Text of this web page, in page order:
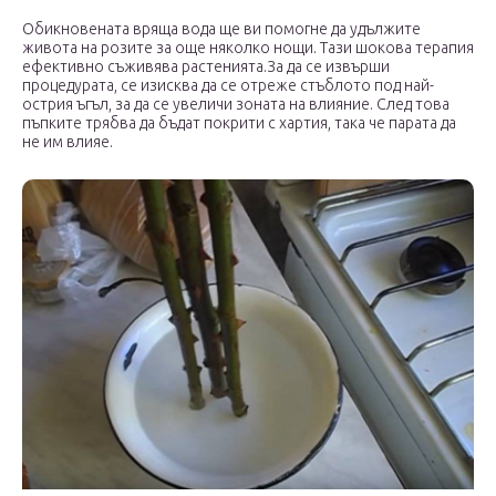
Обикновената вряща вода ще ви помогне да удължите
живота на розите за още няколко нощи. Тази шокова терапия
ефективно съживява растенията.За да се извърши
процедурата, се изисква да се отреже стъблото под най-
острия ъгъл, за да се увеличи зоната на влияние. След това
пъпките трябва да бъдат покрити с хартия, така че парата да
не им влияе.